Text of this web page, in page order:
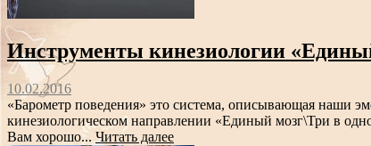
Инструменты кинезиологии
10.02.2016
«Барометр поведения» это система, описывающая наши
кинезиологическом направлении «Единый мозг\Три в
Вам хорошо... Читать далее